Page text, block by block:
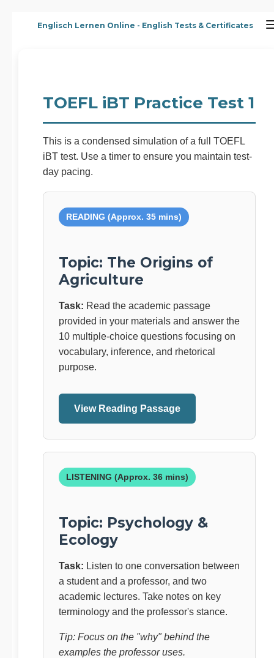
HauptinhaltEnglisch Lernen Online - English Tests & Certificates
TOEFL iBT Practice Test 1
This is a condensed simulation of a full TOEFL
iBT test. Use a timer to ensure you maintain test-
day pacing.
READING (Approx. 35 mins)
Topic: The Origins of
Agriculture
Task: Read the academic passage
provided in your materials and answer the
10 multiple-choice questions focusing on
vocabulary, inference, and rhetorical
purpose.
View Reading Passage
LISTENING (Approx. 36 mins)
Topic: Psychology &
Ecology
Task: Listen to one conversation between
a student and a professor, and two
academic lectures. Take notes on key
terminology and the professor's stance.
Tip: Focus on the "why" behind the
examples the professor uses.